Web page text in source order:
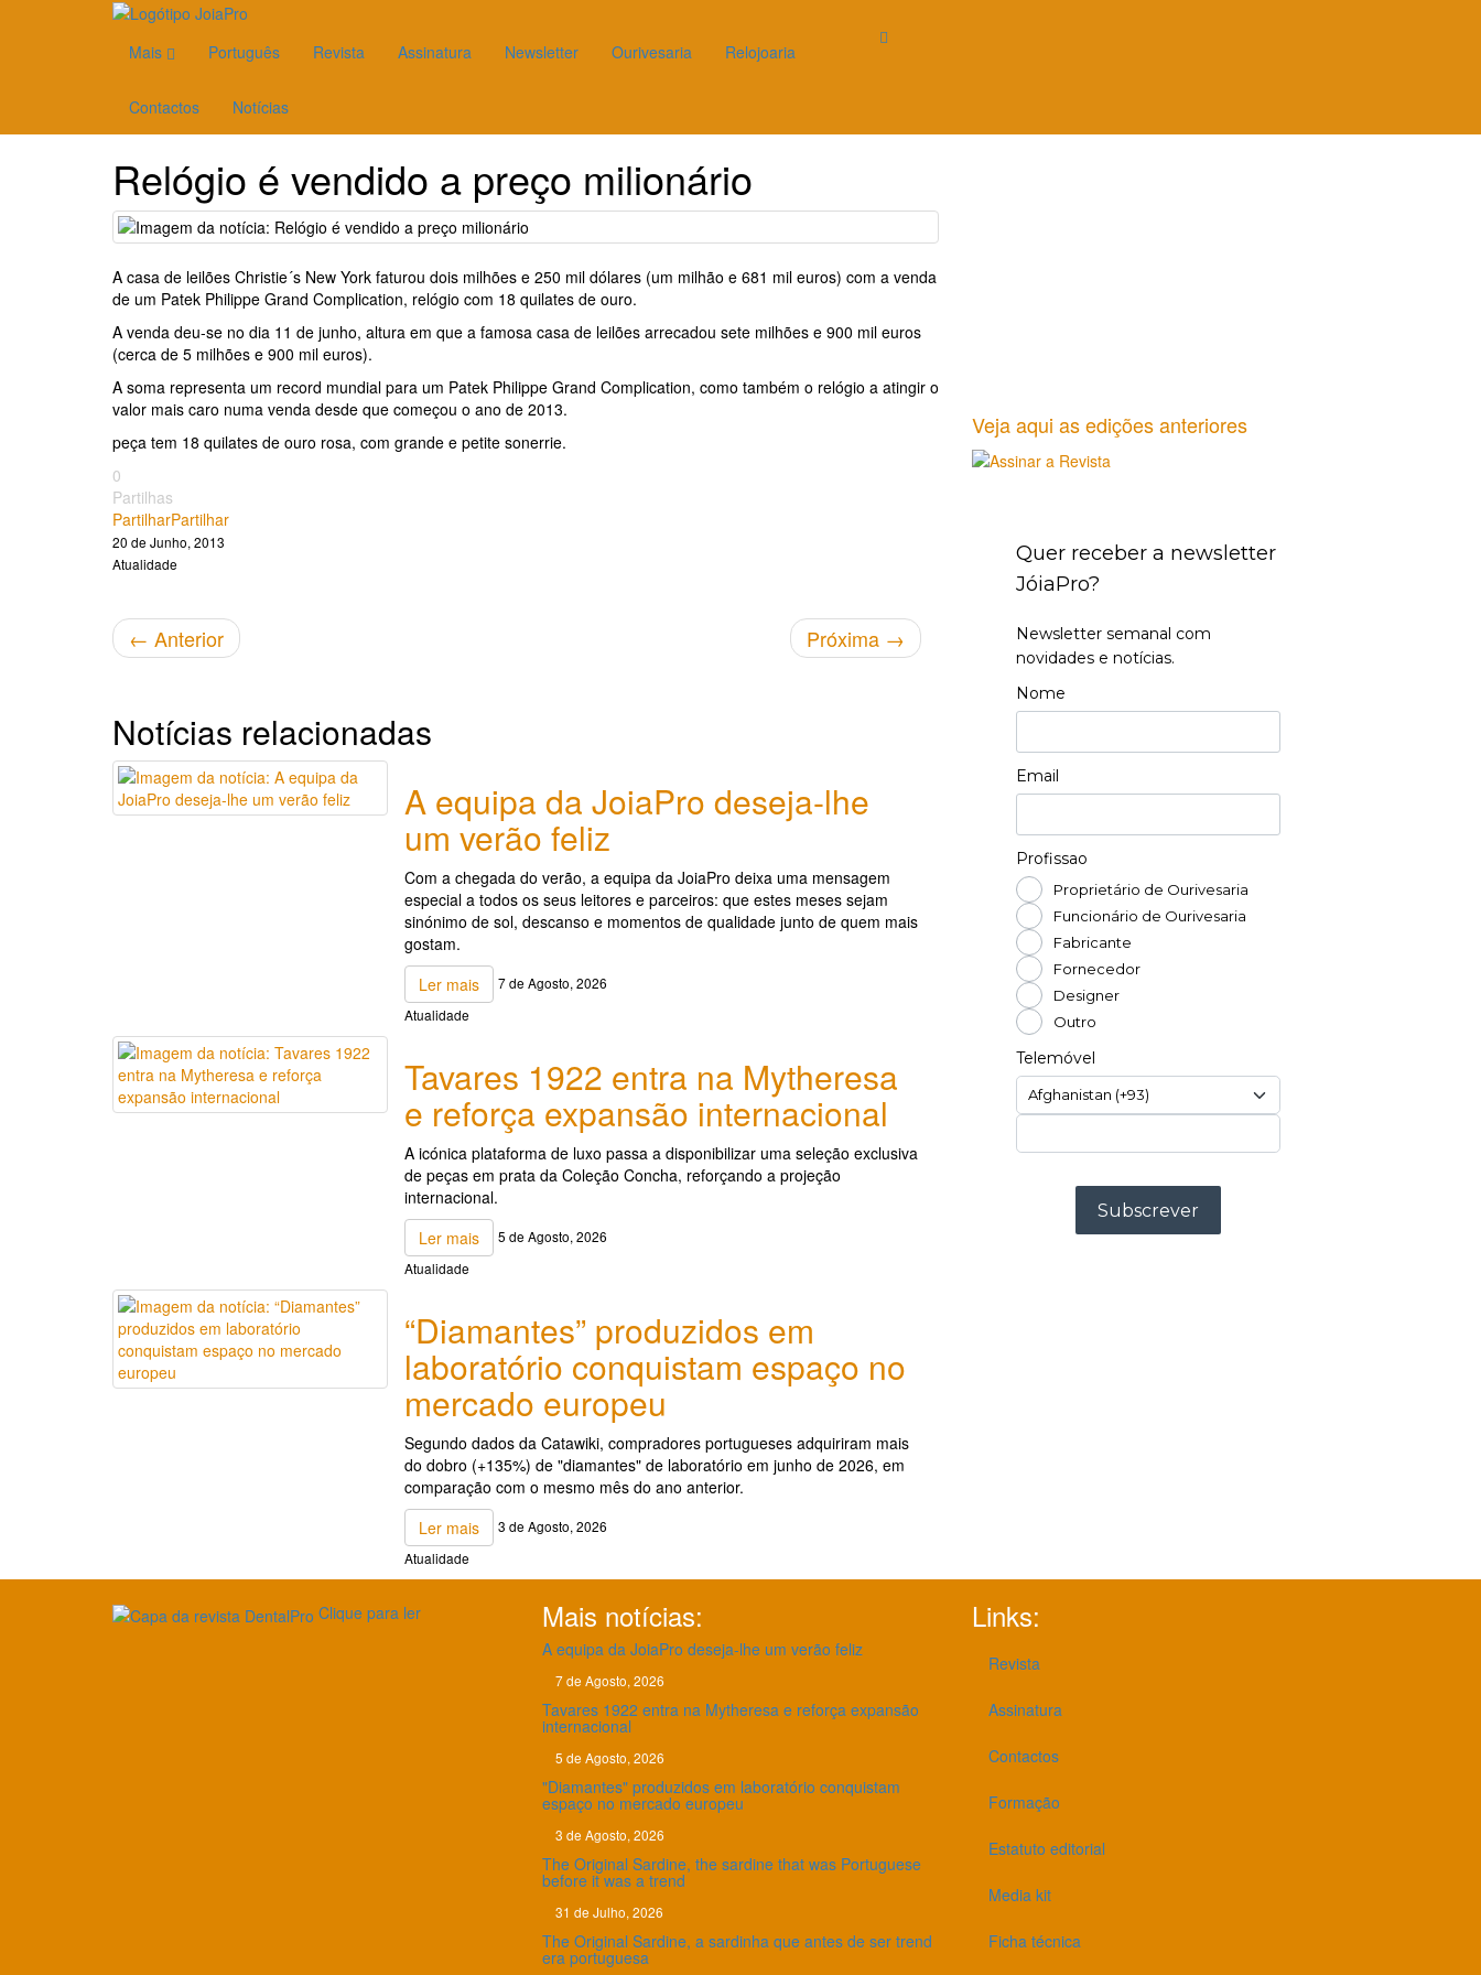
Mais Português Revista Assinatura Newsletter Ourivesaria Relojoaria
Contactos Notícias
Relógio é vendido a preço milionário
A casa de leilões Christie´s New York faturou dois milhões e 250 mil dólares (um milhão e 681 mil euros) com a venda
de um Patek Philippe Grand Complication, relógio com 18 quilates de ouro.
A venda deu-se no dia 11 de junho, altura em que a famosa casa de leilões arrecadou sete milhões e 900 mil euros
(cerca de 5 milhões e 900 mil euros).
A soma representa um record mundial para um Patek Philippe Grand Complication, como também o relógio a atingir o
valor mais caro numa venda desde que começou o ano de 2013.
peça tem 18 quilates de ouro rosa, com grande e petite sonerrie.
0
Partilhas
PartilharPartilhar
20 de Junho, 2013
Atualidade
← Anterior Próxima →
Veja aqui as edições anteriores
Notícias relacionadas
A equipa da JoiaPro deseja-lhe
um verão feliz
Com a chegada do verão, a equipa da JoiaPro deixa uma mensagem
especial a todos os seus leitores e parceiros: que estes meses sejam
sinónimo de sol, descanso e momentos de qualidade junto de quem mais
gostam.
Ler mais
7 de Agosto, 2026
Atualidade
Tavares 1922 entra na Mytheresa
e reforça expansão internacional
A icónica plataforma de luxo passa a disponibilizar uma seleção exclusiva
de peças em prata da Coleção Concha, reforçando a projeção
internacional.
Ler mais
5 de Agosto, 2026
Atualidade
“Diamantes” produzidos em
laboratório conquistam espaço no
mercado europeu
Segundo dados da Catawiki, compradores portugueses adquiriram mais
do dobro (+135%) de "diamantes" de laboratório em junho de 2026, em
comparação com o mesmo mês do ano anterior.
Ler mais
3 de Agosto, 2026
Atualidade
Clique para ler Mais notícias:
A equipa da JoiaPro deseja-lhe um verão feliz
7 de Agosto, 2026
Tavares 1922 entra na Mytheresa e reforça expansão
internacional
5 de Agosto, 2026
"Diamantes" produzidos em laboratório conquistam
espaço no mercado europeu
3 de Agosto, 2026
The Original Sardine, the sardine that was Portuguese
before it was a trend
31 de Julho, 2026
The Original Sardine, a sardinha que antes de ser trend
era portuguesa
Links:
Revista
Assinatura
Contactos
Formação
Estatuto editorial
Media kit
Ficha técnica